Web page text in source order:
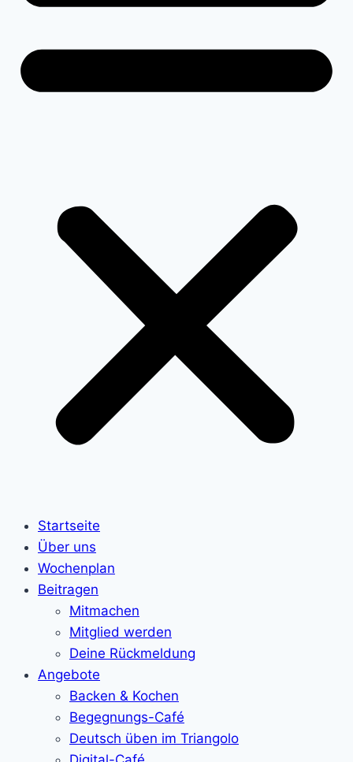
Startseite
Über uns
Wochenplan
Beitragen
Mitmachen
Mitglied werden
Deine Rückmeldung
Angebote
Backen & Kochen
Begegnungs-Café
Deutsch üben im Triangolo